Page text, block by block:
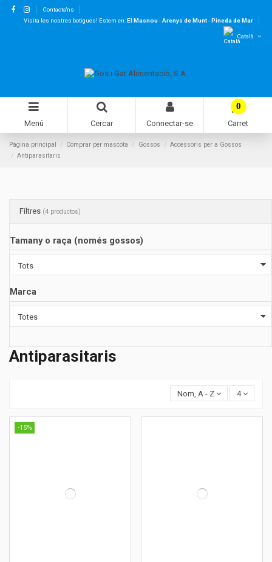
Contacta'ns
Visita les nostres botigues! Estem en:El Masnou-Arenys de Munt-Pineda de Mar
Català
Menú Cercar Connectar-se
0
Carret
Pàgina principal Comprar per mascota Gossos
Accessoris per a Gossos
Antiparasitaris
Antiparasitaris
Nom, A - Z 4
-15%
Filtres (4 productos)
Tamany o raça (només gossos)
Marca